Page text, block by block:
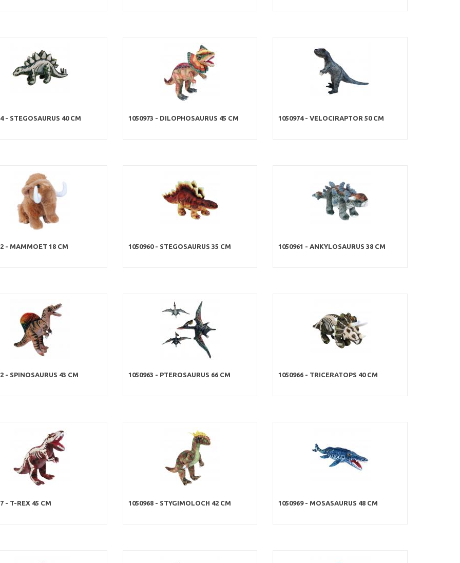
- STEGOSAURUS 40 CM 1050973 - DILOPHOSAURUS 45 CM 1050974 - VELOCIRAPTOR 50 CM
- MAMMOET 18 CM 1050960 - STEGOSAURUS 35 CM 1050961 - ANKYLOSAURUS 38 CM
- SPINOSAURUS 43 CM 1050963 - PTEROSAURUS 66 CM 1050966 - TRICERATOPS 40 CM
- T-REX 45 CM 1050968 - STYGIMOLOCH 42 CM 1050969 - MOSASAURUS 48 CM